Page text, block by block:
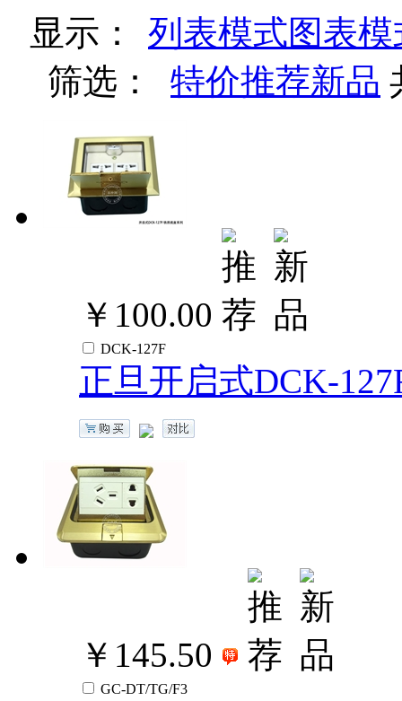
显示：
列表模式图表模
筛选：
特价推荐新品
￥100.00
DCK-127F
正旦开启式DCK-
￥145.50
GC-DT/TG/F3